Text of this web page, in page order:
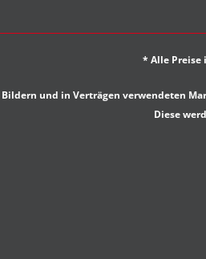
* Alle Preise
und in Verträgen verwendeten
Diese